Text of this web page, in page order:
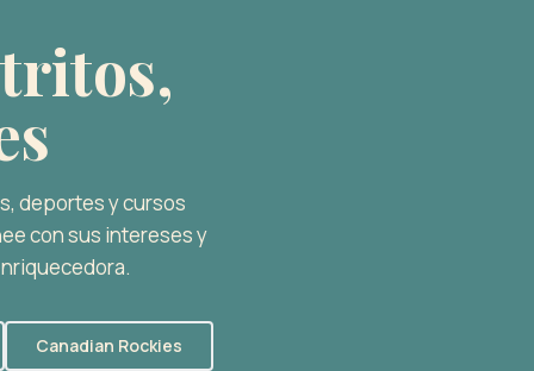
deportes y cursos
con sus intereses y
Canadian Rockies